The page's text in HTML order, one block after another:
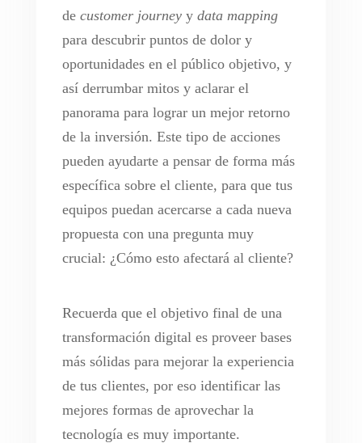
de customer journeyy data mapping
para descubrir puntos de dolor y
oportunidades en el público objetivo, y
así derrumbar mitos y aclarar el
panorama para lograr un mejor retorno
de la inversión. Este tipo de acciones
pueden ayudarte a pensar de forma más
específica sobre el cliente, para que tus
equipos puedan acercarse a cada nueva
propuesta con una pregunta muy
crucial: ¿Cómo esto afectará al cliente?
Recuerda que el objetivo final de una
transformación digital es proveer bases
más sólidas para mejorar la experiencia
de tus clientes, por eso identificar las
mejores formas de aprovechar la
tecnología es muy importante.